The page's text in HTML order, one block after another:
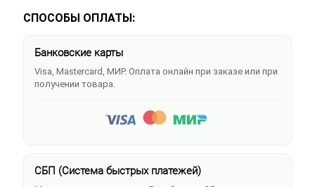
СПОСОБЫ ОПЛАТЫ:
Банковские карты
Visa, Mastercard, МИР. Оплата онлайн при заказе или при
получении товара.
СБП (Система быстрых платежей)